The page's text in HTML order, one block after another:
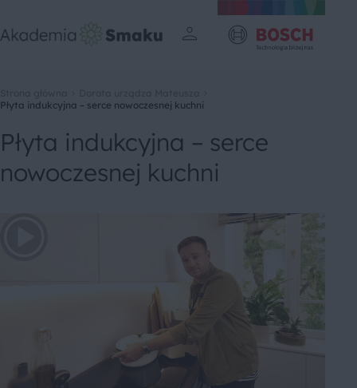
Płyta indukcyjna – serce nowoczesnej kuchni
Płyta indukcyjna – serce
nowoczesnej kuchni